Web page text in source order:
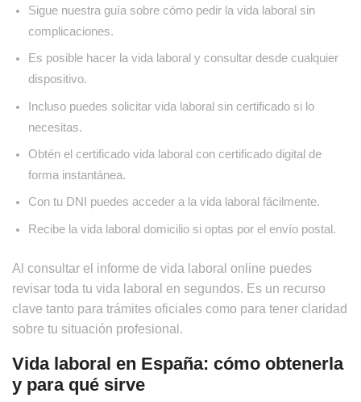
Sigue nuestra guía sobre cómo pedir la vida laboral sin
complicaciones.
Es posible hacer la vida laboral y consultar desde cualquier
dispositivo.
Incluso puedes solicitar vida laboral sin certificado si lo
necesitas.
Obtén el certificado vida laboral con certificado digital de
forma instantánea.
Con tu DNI puedes acceder a la vida laboral fácilmente.
Recibe la vida laboral domicilio si optas por el envío postal.
Al consultar el informe de vida laboral online puedes
revisar toda tu vida laboral en segundos. Es un recurso
clave tanto para trámites oficiales como para tener claridad
sobre tu situación profesional.
Vida laboral en España: cómo obtenerla
y para qué sirve